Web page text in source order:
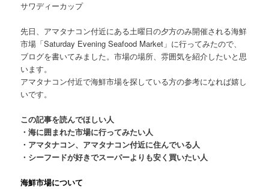
サワディーカップ
先日、アマタナコン付近にある土曜日の夕方のみ開催される海鮮
市場 「Saturday Evening Seafood Market」 に行ってみたので、
ブログを書いてみました。市場の場所、雰囲気を紹介したいと思
います。
アマタナコン付近で海鮮市場を探している方の参考になれば嬉し
いです。
この記事を読んでほしい人
・海に囲まれた市場に行ってみたい人
・アマタナコン、アマタナコン付近に住んでいる人
・シーフードが好きでスーパーよりも安く買いたい人
海鮮市場について